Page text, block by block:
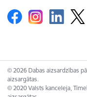
© 2026 Dabas aizsardzības
aizsargātas.
© 2020 Valsts kanceleja,